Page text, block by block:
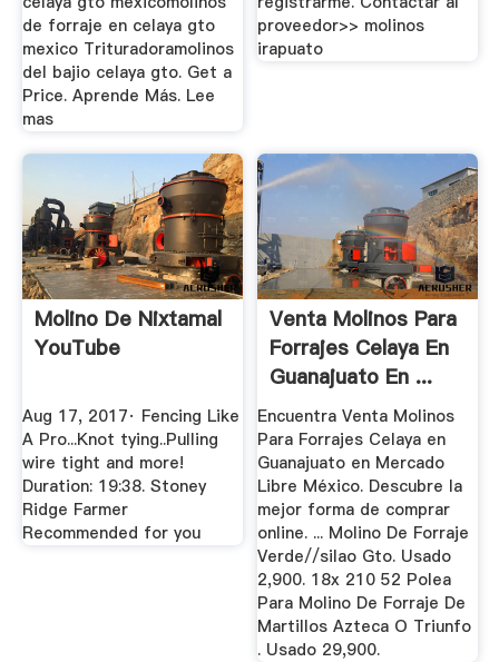
de forraje en celaya gto
mexico Trituradoramolinos
del bajio celaya gto. Get a
Price. Aprende Más. Lee
mas
proveedor>> molinos
irapuato
Molino De Nixtamal
YouTube
Aug 17, 2017· Fencing Like
A Pro...Knot tying..Pulling
wire tight and more!
Duration: 19:38. Stoney
Ridge Farmer
Recommended for you
Venta Molinos Para
Forrajes Celaya En
Guanajuato En ...
Encuentra Venta Molinos
Para Forrajes Celaya en
Guanajuato en Mercado
Libre México. Descubre la
mejor forma de comprar
online. ... Molino De Forraje
Verde//silao Gto. Usado
2,900. 18x 210 52 Polea
Para Molino De Forraje De
Martillos Azteca O Triunfo
. Usado 29,900.